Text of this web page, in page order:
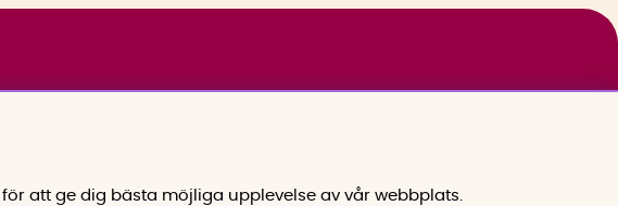
att ge dig bästa möjliga upplevelse av vår webbplats.